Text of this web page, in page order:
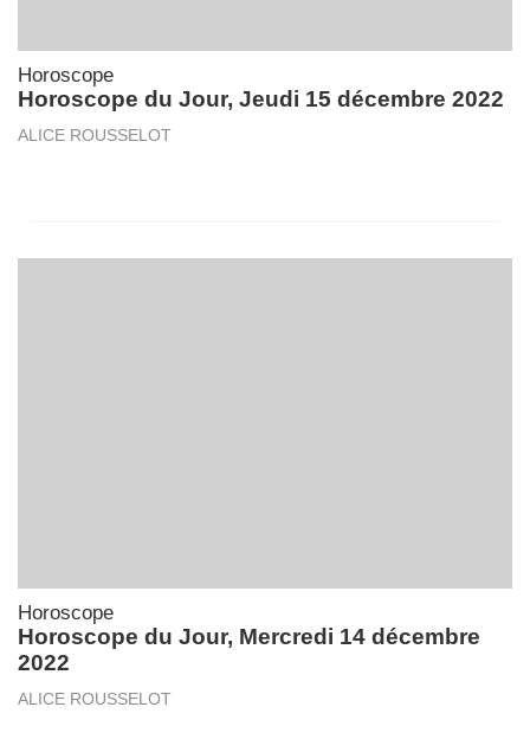
Horoscope
Horoscope du Jour, Jeudi 15 décembre 2022
ALICE ROUSSELOT
Horoscope
Horoscope du Jour, Mercredi 14 décembre
2022
ALICE ROUSSELOT